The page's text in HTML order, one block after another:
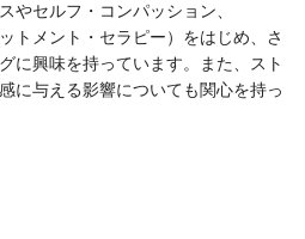
やセルフ・コンパッション、
トメント・セラピー）をはじめ、さ
に興味を持っています。また、スト
に与える影響についても関心を持っ